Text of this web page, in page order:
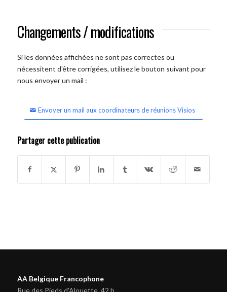
Changements / modifications
Si les données affichées ne sont pas correctes ou
nécessitent d'être corrigées, utilisez le bouton suivant pour
nous envoyer un mail :
Envoyer un mail aux coordinateurs de réunions Visios
Partager cette publication
AA Belgique Francophone
Rue des Pieds d'Alouette, 42 b